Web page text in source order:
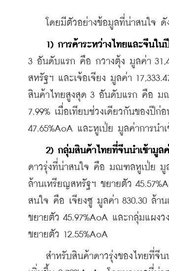
โดยมีตัวอย่างข้อมูลที่น่าสนใจ ดั
1) การค้าระหว่างไทยและจีนใ
3 อันดับแรก คือ กวางตุ้ง มูลค่า
สหรัฐฯ และเจ้อเจียง มูลค่า
สินค้าไทยสูงสุด 3 อันดับแรก คือ มณ
7.99% เมื่อเทียบช่วงเดียวกันของปีก่อ
47.65%AoA และหูเป่ย มูลค่าการนำ
2) กลุ่มสินค้าไทยที่จีนนำเข้ามูล
ดาวรุ่งที่น่าสนใจ คือ มณฑลหูเป่ย มู
ล้านเหรียญสหรัฐฯ ขยายตัว
สนใจ คือ เจียงซู มูลค่า 830.30 ล้าน
ขยายตัว 45.97%AoA และกลุ่มแผ
ขยายตัว 12.55%AoA
สำหรับสินค้าดาวรุ่งของไทยที่จีน